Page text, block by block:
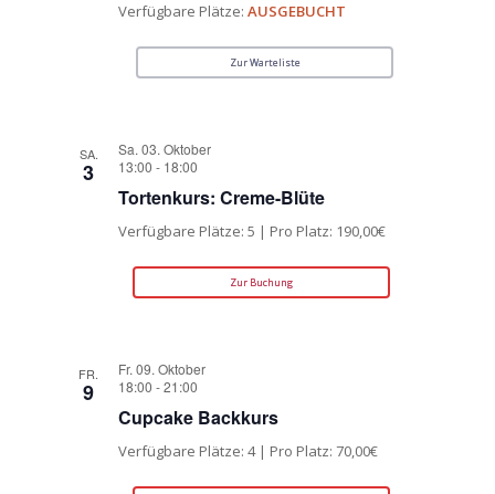
Verfügbare Plätze:AUSGEBUCHT
Zur Warteliste
SA.
3
Sa. 03. Oktober
13:00 - 18:00
Tortenkurs: Creme-Blüte
Verfügbare Plätze: 5 | Pro Platz: 190,00€
Zur Buchung
FR.
9
Fr. 09. Oktober
18:00 -21:00
Cupcake Backkurs
Verfügbare Plätze: 4 | Pro Platz: 70,00€